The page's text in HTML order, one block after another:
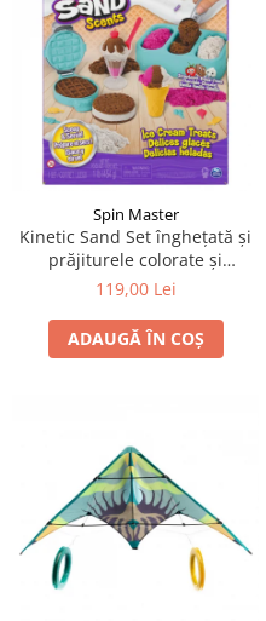
LEGO Art
LEGO Creator Expert
LEGO Architecture
LEGO Ideas
LEGO Speed Champions
Spin Master
Kinetic Sand Set înghețată și
prăjiturele colorate și
parfumate
119,00 Lei
ADAUGĂ ÎN COȘ